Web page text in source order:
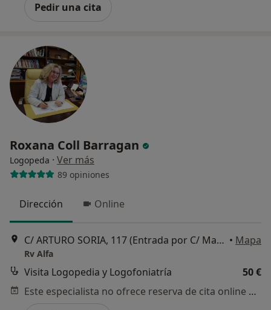
Pedir una cita
Roxana Coll Barragan
Logopeda · Ver más
89 opiniones
Dirección Online
C/ ARTURO SORIA, 117 (Entrada por C/ Manuel María Iglesias, 11 ), Madrid • Mapa
Rv Alfa
Visita Logopedia y Logofoniatría
50 €
Este especialista no ofrece reserva de cita online en esta dirección.